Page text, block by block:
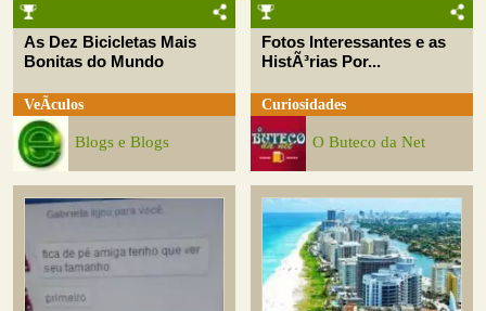
As Dez Bicicletas Mais
Bonitas do Mundo
VeÃ­culos
Blogs e Blogs
Fotos Interessantes e as
HistÃ³rias Por...
Curiosidades
O Buteco da Net